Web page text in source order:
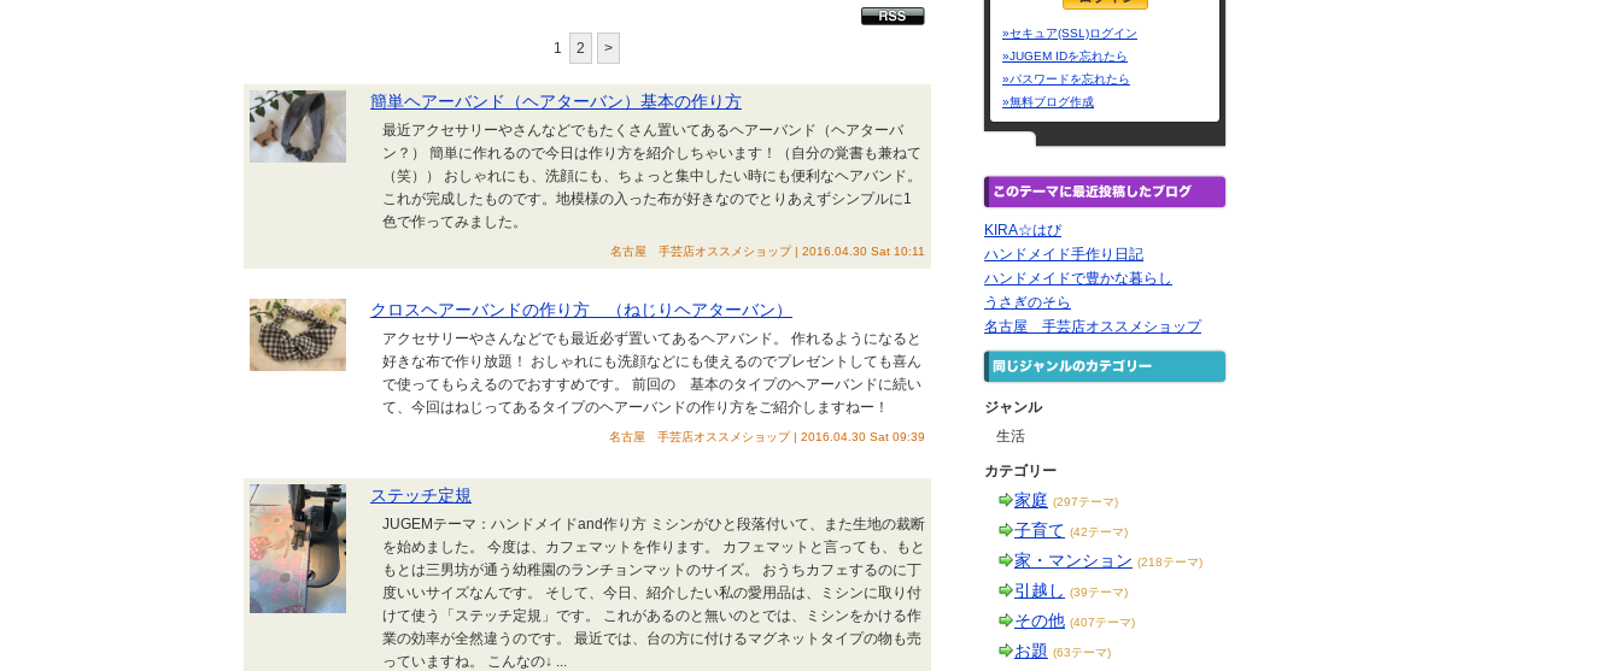
1 2 >
簡単ヘアーバンド（ヘアターバン）基本の作り方
最近アクセサリーやさんなどでもたくさん置いてあるヘアーバンド（ヘアターバ
ン？） 簡単に作れるので今日は作り方を紹介しちゃいます！（自分の覚書も兼ねて
（笑）） おしゃれにも、洗顔にも、ちょっと集中したい時にも便利なヘアバンド。
これが完成したものです。地模様の入った布が好きなのでとりあえずシンプルに1
色で作ってみました。
名古屋 手芸店オススメショップ | 2016.04.30 Sat 10:11
クロスヘアーバンドの作り方 （ねじりヘアターバン）
アクセサリーやさんなどでも最近必ず置いてあるヘアバンド。 作れるようになると
好きな布で作り放題！ おしゃれにも洗顔などにも使えるのでプレゼントしても喜ん
で使ってもらえるのでおすすめです。 前回の 基本のタイプのヘアーバンドに続い
て、今回はねじってあるタイプのヘアーバンドの作り方をご紹介しますねー！
名古屋 手芸店オススメショップ | 2016.04.30 Sat 09:39
ステッチ定規
JUGEMテーマ：ハンドメイドand作り方 ミシンがひと段落付いて、また生地の裁断
を始めました。 今度は、カフェマットを作ります。 カフェマットと言っても、もと
もとは三男坊が通う幼稚園のランチョンマットのサイズ。 おうちカフェするのに丁
度いいサイズなんです。 そして、今日、紹介したい私の愛用品は、ミシンに取り付
けて使う「ステッチ定規」です。 これがあるのと無いのとでは、ミシンをかける作
業の効率が全然違うのです。 最近では、台の方に付けるマグネットタイプの物も売
っていますね。 こんなの↓ ...
»セキュア(SSL)ログイン
»JUGEM IDを忘れたら
»パスワードを忘れたら
»無料ブログ作成
KIRA☆はぴ
ハンドメイド手作り日記
ハンドメイドで豊かな暮らし
うさぎのそら
名古屋 手芸店オススメショップ
ジャンル
生活
カテゴリー
家庭 (297テーマ)
子育て (42テーマ)
家・マンション (218テーマ)
引越し (39テーマ)
その他 (407テーマ)
お題 (63テーマ)